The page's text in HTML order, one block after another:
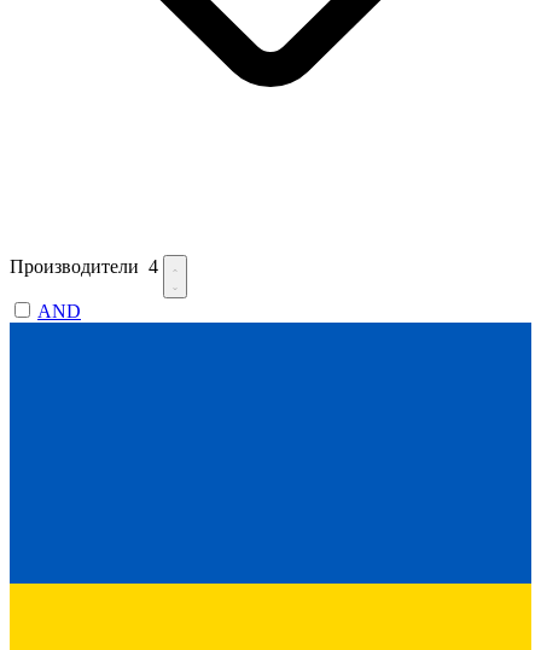
Производители 4
AND